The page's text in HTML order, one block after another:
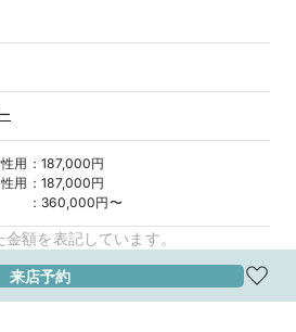
用 ：187,000円
用 ：187,000円
： 360,000円〜
額を表記しています。
来店予約